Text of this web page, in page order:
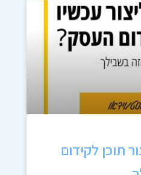
תוכן לקידום